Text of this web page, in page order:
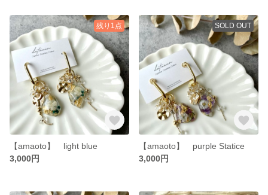
残り1点
【amaoto】 light blue
3,000円
SOLD OUT
【amaoto】 purple Statice
3,000円